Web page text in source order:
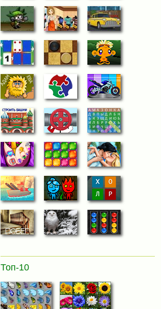
Топ-10